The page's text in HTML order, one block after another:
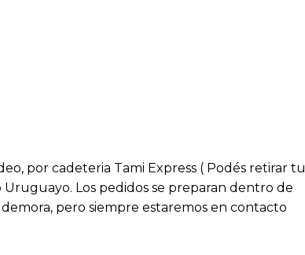
por cadeteria Tami Express ( Podés retirar tu
Los pedidos se preparan dentro de
pero siempre estaremos en contacto